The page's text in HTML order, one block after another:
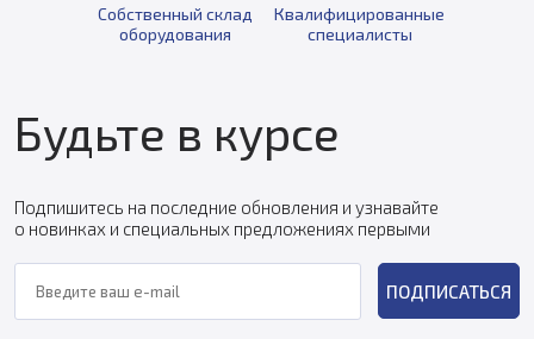
Собственный склад
оборудования
Квалифицированные
специалисты
Будьте в курсе
Подпишитесь на последние обновления и узнавайте
о новинках и специальных предложениях первыми
ПОДПИСАТЬСЯ